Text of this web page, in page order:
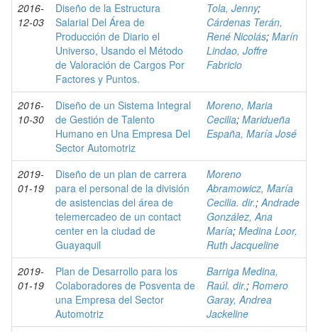
2016-
12-03
Diseño de la Estructura
Salarial Del Área de
Producción de Diario el
Universo, Usando el Método
de Valoración de Cargos Por
Factores y Puntos.
Tola, Jenny;
Cárdenas Terán,
René Nicolás; Marín
Lindao, Joffre
Fabricio
2016-
10-30
Diseño de un Sistema Integral
de Gestión de Talento
Humano en Una Empresa Del
Sector Automotriz
Moreno, Maria
Cecilia; Maridueña
España, María José
2019-
01-19
Diseño de un plan de carrera
para el personal de la división
de asistencias del área de
telemercadeo de un contact
center en la ciudad de
Guayaquil
Moreno
Abramowicz, María
Cecilia. dir.;Andrade
González, Ana
María; Medina Loor,
Ruth Jacqueline
2019-
01-19
Plan de Desarrollo para los
Colaboradores de Posventa de
una Empresa del Sector
Automotriz
Barriga Medina,
Raúl. dir.; Romero
Garay, Andrea
Jackeline